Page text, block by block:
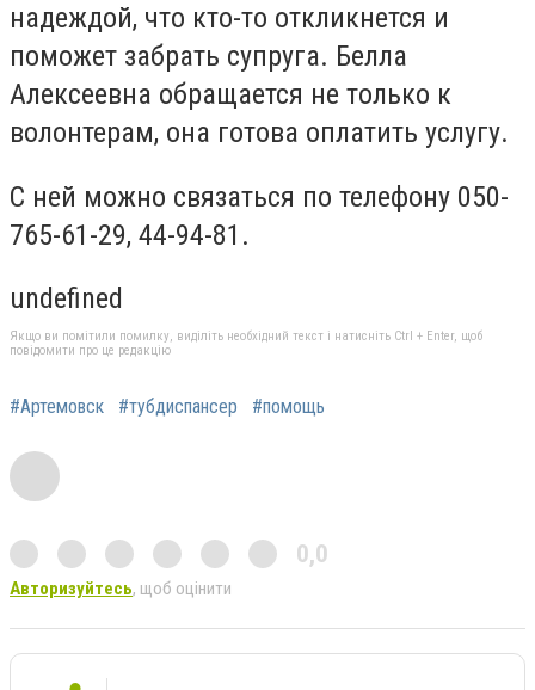
надеждой, что кто-то откликнется и
поможет забрать супруга. Белла
Алексеевна обращается не только к
волонтерам, она готова оплатить услугу.
С ней можно связаться по телефону 050-
765-61-29, 44-94-81.
undefined
Якщо ви помітили помилку, виділіть необхідний текст і натисніть Ctrl + Enter, щоб
повідомити про це редакцію
#Артемовск #тубдиспансер #помощь
0,0
Авторизуйтесь, щоб оцінити